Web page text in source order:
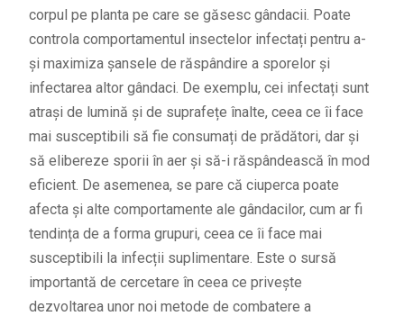
corpul pe planta pe care se găsesc gândacii. Poate
controla comportamentul insectelor infectați pentru a-
și maximiza șansele de răspândire a sporelor și
infectarea altor gândaci. De exemplu, cei infectați sunt
atrași de lumină și de suprafețe înalte, ceea ce îi face
mai susceptibili să fie consumați de prădători, dar și
să elibereze sporii în aer și să-i răspândească în mod
eficient. De asemenea, se pare că ciuperca poate
afecta și alte comportamente ale gândacilor, cum ar fi
tendința de a forma grupuri, ceea ce îi face mai
susceptibili la infecții suplimentare. Este o sursă
importantă de cercetare în ceea ce privește
dezvoltarea unor noi metode de combatere a